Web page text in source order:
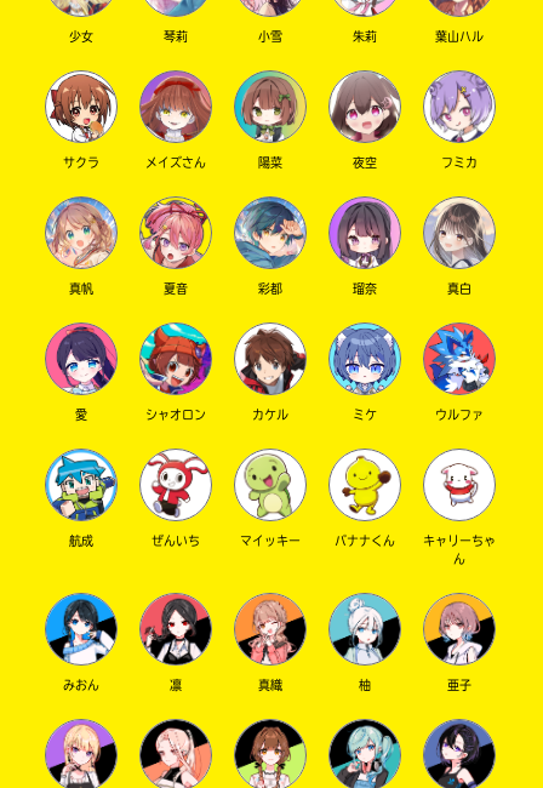
少女 琴莉 小雪 朱莉 葉山ハル
サクラ メイズさん 陽菜 夜空 フミカ
真帆 夏音 彩都 瑠奈 真白
愛 シャオロン カケル ミケ ウルファ
航成 ぜんいち マイッキー バナナくん
キャリーちゃ
ん
みおん 凛 真織 柚 亜子